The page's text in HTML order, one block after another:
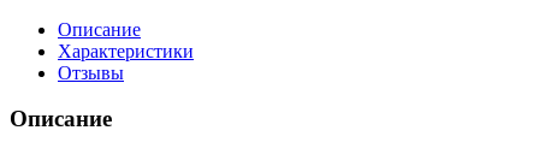
Описание
Характеристики
Отзывы
Описание